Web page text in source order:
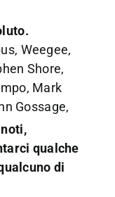
Weegee,
Shore,
Mark
Gossage,
qualche
di